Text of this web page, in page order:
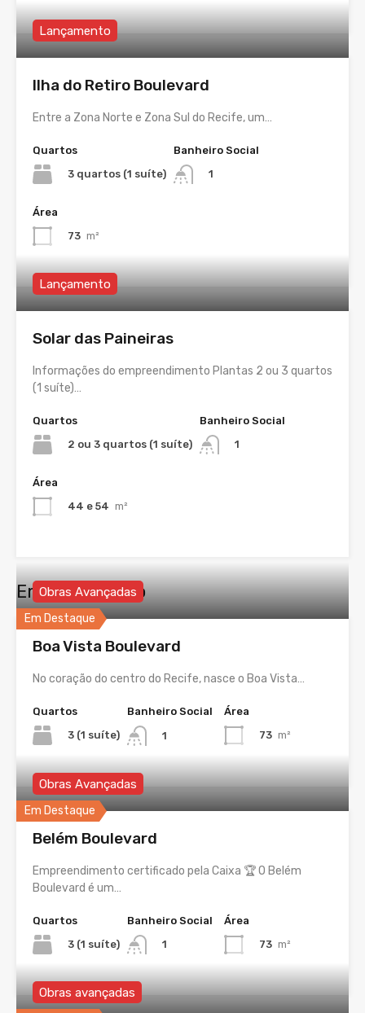
Lançamento
Ilha do Retiro Boulevard
Entre a Zona Norte e Zona Sul do Recife, um…
Quartos
3 quartos (1 suíte)
Banheiro Social
1
Área
73 m²
Lançamento
Solar das Paineiras
Informações do empreendimento Plantas 2 ou 3 quartos
(1 suíte)…
Quartos
2 ou 3 quartos (1 suíte)
Banheiro Social
1
Área
44 e 54 m²
Em Construção
Em Destaque
Obras Avançadas
Boa Vista Boulevard
No coração do centro do Recife, nasce o Boa Vista…
Quartos
3 (1 suíte)
Banheiro Social
1
Área
73 m²
Em Destaque
Obras Avançadas
Belém Boulevard
Empreendimento certificado pela Caixa 🏆 O Belém
Boulevard é um…
Quartos
3 (1 suíte)
Banheiro Social
1
Área
73 m²
Obras avançadas